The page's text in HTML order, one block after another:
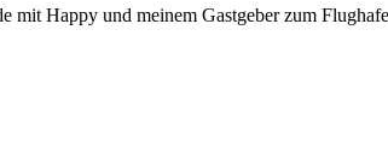
mit Happy und meinem Gastgeber zum